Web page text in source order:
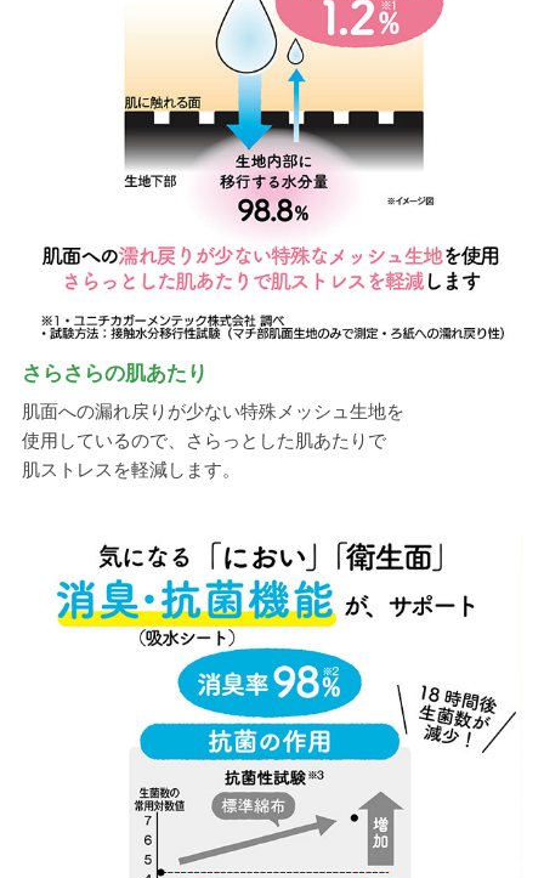
さらさらの肌あたり
肌面への漏れ戻りが少ない特殊メッシュ生地を
使用しているので、さらっとした肌あたりで
肌ストレスを軽減します。